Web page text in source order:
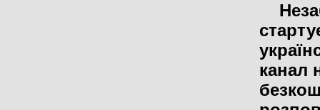
канал